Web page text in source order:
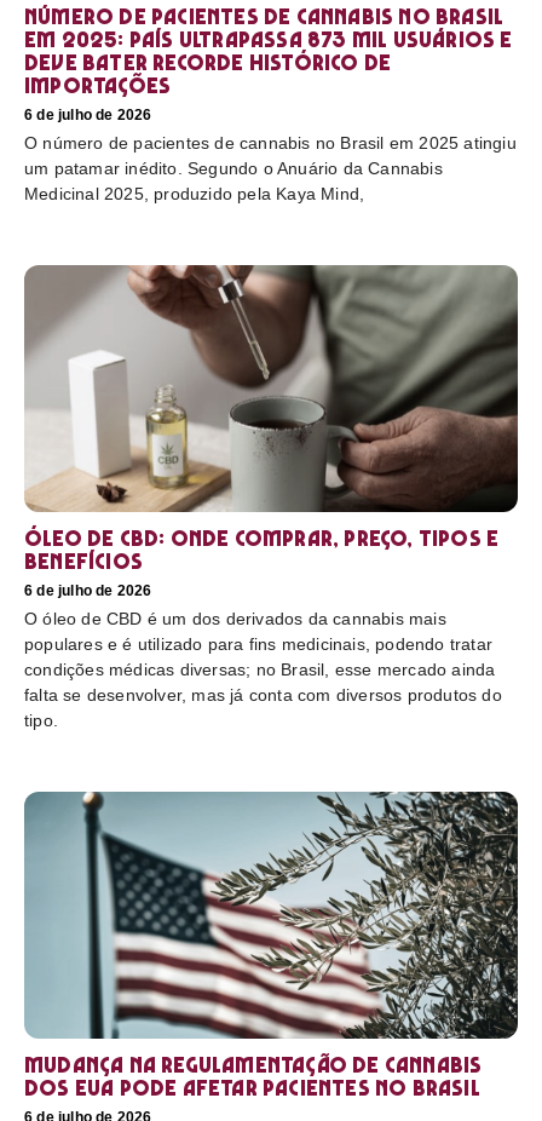
Número de pacientes de cannabis no Brasil
em 2025: país ultrapassa 873 mil usuários e
deve bater recorde histórico de
importações
6 de julho de 2026
O número de pacientes de cannabis no Brasil em 2025 atingiu
um patamar inédito. Segundo o Anuário da Cannabis
Medicinal 2025, produzido pela Kaya Mind,
Óleo de CBD: Onde comprar, preço, tipos e
benefícios
6 de julho de 2026
O óleo de CBD é um dos derivados da cannabis mais
populares e é utilizado para fins medicinais, podendo tratar
condições médicas diversas; no Brasil, esse mercado ainda
falta se desenvolver, mas já conta com diversos produtos do
tipo.
Mudança na regulamentação de cannabis
dos EUA pode afetar pacientes no Brasil
6 de julho de 2026